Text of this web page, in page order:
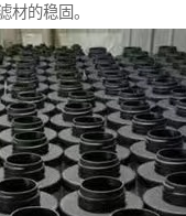
材的稳固。